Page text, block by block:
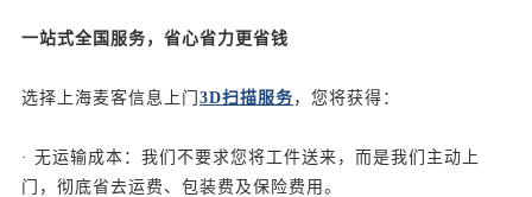
一站式全国服务，省心省力更省钱
选择 上海麦客信息 上门 3D扫描服务 ，您将获得：
· 无运输成本：我们不要求您将工件送来，而是我们主动上
门，彻底省去运费、包装费及保险费用。